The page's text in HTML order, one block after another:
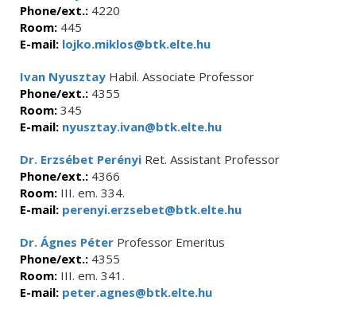
Phone/ext.: 4220
Room: 445
E-mail: lojko.miklos@btk.elte.hu
Ivan Nyusztay Habil. Associate Professor
Phone/ext.: 4355
Room: 345
E-mail: nyusztay.ivan@btk.elte.hu
Dr. Erzsébet Perényi Ret. Assistant Professor
Phone/ext.: 4366
Room: III. em. 334.
E-mail: perenyi.erzsebet@btk.elte.hu
Dr. Ágnes Péter Professor Emeritus
Phone/ext.: 4355
Room: III. em. 341.
E-mail: peter.agnes@btk.elte.hu